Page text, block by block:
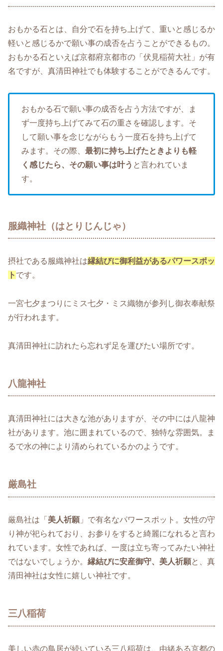
おもかる石とは、自分で石を持ち上げて、重いと感じるか
軽いと感じるかで願い事の成否を占うことができるもの。
おもかる石といえば京都府京都市の「伏見稲荷大社」が有
名ですが、真清田神社でも体験することができるんです。
おもかる石で願い事の成否を占う方法ですが、ま
ず一度持ち上げてみて石の重さを確認します。そ
して願い事を念じながらもう一度石を持ち上げて
みます。その際、 最初に持ち上げたときよりも軽
く感じたら、その願い事は叶う と言われていま
す。
服織神社（はとりじんじゃ）
摂社である服織神社は縁結びに御利益があるパワースポッ
ト です。
一宮七夕まつりにミス七夕・ミス織物が参列し御衣奉献祭
が行われます。
真清田神社に訪れたら忘れず足を運びたい場所です。
八龍神社
真清田神社には大きな池がありますが、その中には八龍神
社があります。池に囲まれているので、独特な雰囲気。ま
るで水の神により清められているかのようです。
厳島社
厳島社は「 美人祈願」で有名なパワースポット。女性の守
り神が祀られており、お参りをすると綺麗になれると言わ
れています。女性であれば、一度は立ち寄ってみたい神社
ではないでしょうか。 縁結びに安産御守、美人祈願と、真
清田神社は女性に嬉しい神社です。
三八稲荷
美しい赤の鳥居が続いている三八稲荷は、由緒ある京都の